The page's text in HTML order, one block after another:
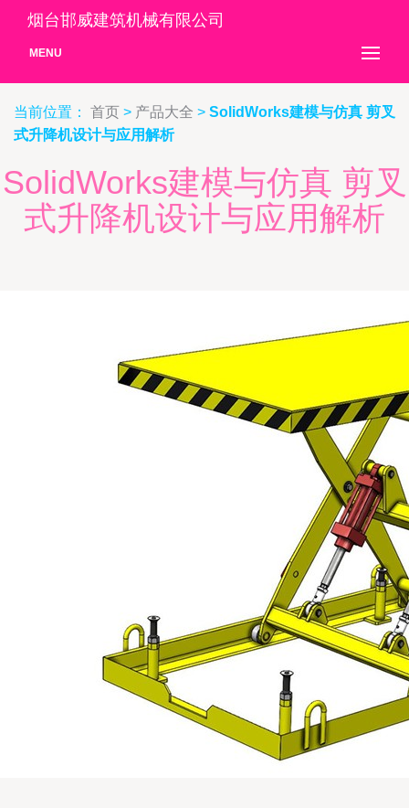
烟台邯威建筑机械有限公司
MENU
当前位置： 首页 > 产品大全 > SolidWorks建模与仿真 剪叉
式升降机设计与应用解析
SolidWorks建模与仿真 剪叉
式升降机设计与应用解析